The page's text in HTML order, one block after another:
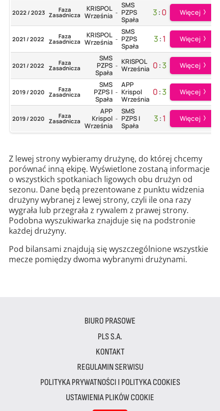
2022 / 2023 Faza
Zasadnicza
KRISPOL
Września -
SMS
PZPS
Spała
3:0 Więcej
2021 / 2022 Faza
Zasadnicza
KRISPOL
Września -
SMS
PZPS
Spała
3:1 Więcej
2021 / 2022 Faza
Zasadnicza
SMS
PZPS
Spała
- KRISPOL
Września 0:3 Więcej
2019 / 2020 Faza
Zasadnicza
SMS
PZPS I
Spała
-
APP
Krispol
Września
0:3 Więcej
2019 / 2020 Faza
Zasadnicza
APP
Krispol
Września
-
SMS
PZPS I
Spała
3:1 Więcej
Z lewej strony wybieramy drużynę, do której chcemy
porównać inną ekipę. Wyświetlone zostaną informacje
o wszystkich spotkaniach ligowych obu drużyn od
sezonu. Dane będą prezentowane z punktu widzenia
drużyny wybranej z lewej strony, czyli ile ona razy
wygrała lub przegrała z rywalem z prawej strony.
Podobna wyszukiwarka znajduje się na podstronie
każdej drużyny.
Pod bilansami znajdują się wyszczególnione wszystkie
mecze pomiędzy dwoma wybranymi drużynami.
BIURO PRASOWE
PLS S.A.
KONTAKT
REGULAMIN SERWISU
POLITYKA PRYWATNOŚCI I POLITYKA COOKIES
USTAWIENIA PLIKÓW COOKIE